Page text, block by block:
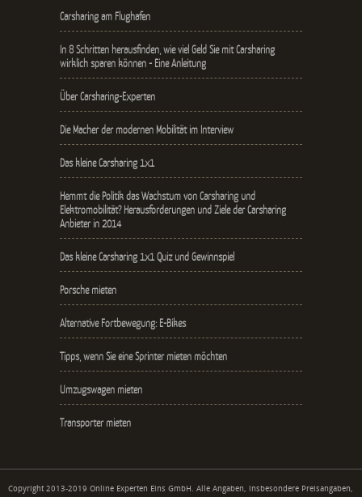
Carsharing am Flughafen
In 8 Schritten herausfinden, wie viel Geld Sie mit Carsharing
wirklich sparen können - Eine Anleitung
Über Carsharing-Experten
Die Macher der modernen Mobilität im Interview
Das kleine Carsharing 1x1
Hemmt die Politik das Wachstum von Carsharing und
Elektromobilität? Herausforderungen und Ziele der Carsharing
Anbieter in 2014
Das kleine Carsharing 1x1 Quiz und Gewinnspiel
Porsche mieten
Alternative Fortbewegung: E-Bikes
Tipps, wenn Sie eine Sprinter mieten möchten
Umzugswagen mieten
Transporter mieten
Copyright 2013-2019 Online Experten Eins GmbH. Alle Angaben, insbesondere Preisangaben,